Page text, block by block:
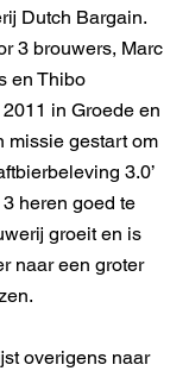
Dutch Bargain.
3 brouwers, Marc
en Thibo
in Groede en
missie gestart om
3.0’
heren goed te
groeit en is
naar een groter
overigens naar